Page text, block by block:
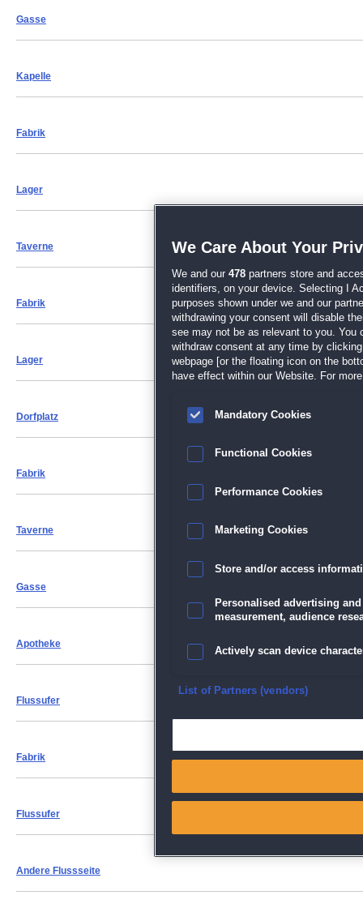
Gasse
Kapelle
Fabrik
Lager
Taverne
Fabrik
Lager
Dorfplatz
Fabrik
Taverne
Gasse
Apotheke
Flussufer
Fabrik
Flussufer
Andere Flussseite
We Care About Your
We and our 478 partners store and
identifiers, on your device. Selecting I
purposes shown under we and our
withdrawing your consent will disable
see may not be as relevant to you. You
withdraw consent at any time by
webpage [or the floating icon on the
have effect within our Website. For
Mandatory Cookies
Functional Cookies
Performance Cookies
Marketing Cookies
Store and/or access
Personalised advertising
measurement, audience
Actively scan device
Ensure security, prevent
List of Partners (vendors)